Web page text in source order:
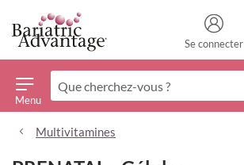
Menu
Se connecter
Multivitamines